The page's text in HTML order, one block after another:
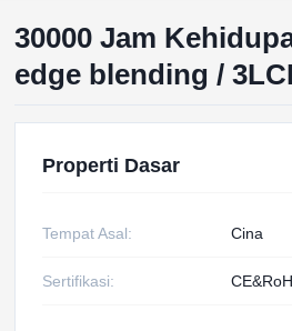
30000 Jam
edge blending /
Properti Dasar
Tempat Asal: Cina
Sertifikasi: